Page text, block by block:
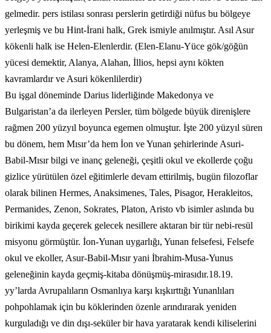
gelmedir. pers istilası sonrası perslerin getirdiği nüfus bu bölgeye
yerleşmiş ve bu Hint-İrani halk, Grek ismiyle anılmıştır. Asıl Asur
kökenli halk ise Helen-Elenlerdir. (Elen-Elanu-Yüce gök/göğün
yücesi demektir, Alanya, Alahan, İllios, hepsi aynı kökten
kavramlardır ve Asuri kökenlilerdir)
Bu işgal döneminde Darius liderliğinde Makedonya ve
Bulgaristan’a da ilerleyen Persler, tüm bölgede büyük direnişlere
rağmen 200 yüzyıl boyunca egemen olmuştur. İşte 200 yüzyıl süren
bu dönem, hem Mısır’da hem İon ve Yunan şehirlerinde Asuri-
Babil-Mısır bilgi ve inanç geleneği, çeşitli okul ve ekollerde çoğu
gizlice yürütülen özel eğitimlerle devam ettirilmiş, bugün filozoflar
olarak bilinen Hermes, Anaksimenes, Tales, Pisagor, Herakleitos,
Permanides, Zenon, Sokrates, Platon, Aristo vb isimler aslında bu
birikimi kayda geçerek gelecek nesillere aktaran bir tür nebi-resül
misyonu görmüştür. İon-Yunan uygarlığı, Yunan felsefesi, Felsefe
okul ve ekoller, Asur-Babil-Mısır yani İbrahim-Musa-Yunus
geleneğinin kayda geçmiş-kitaba dönüşmüş-mirasıdır.18.19.
yy’larda Avrupalıların Osmanlıya karşı kışkırttığı Yunanlıları
pohpohlamak için bu köklerinden özenle arındırarak yeniden
kurguladığı ve din dışı-seküler bir hava yaratarak kendi kiliselerini